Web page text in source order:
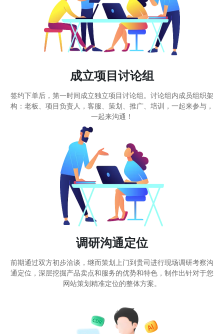
成立项目讨论组
签约下单后，第一时间成立独立项目讨论组。讨论组内成员组织架
构：老板、项目负责人，客服、策划、推广、培训，一起来参与，
一起来沟通！
调研沟通定位
前期通过双方初步洽谈，继而策划上门到贵司进行现场调研考察沟
通定位，深层挖掘产品卖点和服务的优势和特色，制作出针对于您
网站策划精准定位的整体方案。